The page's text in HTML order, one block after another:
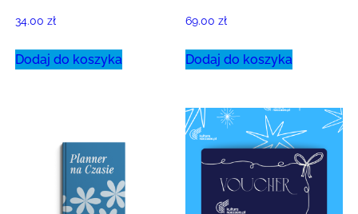
34.00 zł
Dodaj do koszyka
69.00zł
Dodaj do koszyka